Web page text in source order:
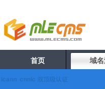
首页 域